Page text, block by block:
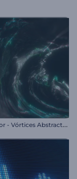
V
isualizador - Vórtices Abstractos